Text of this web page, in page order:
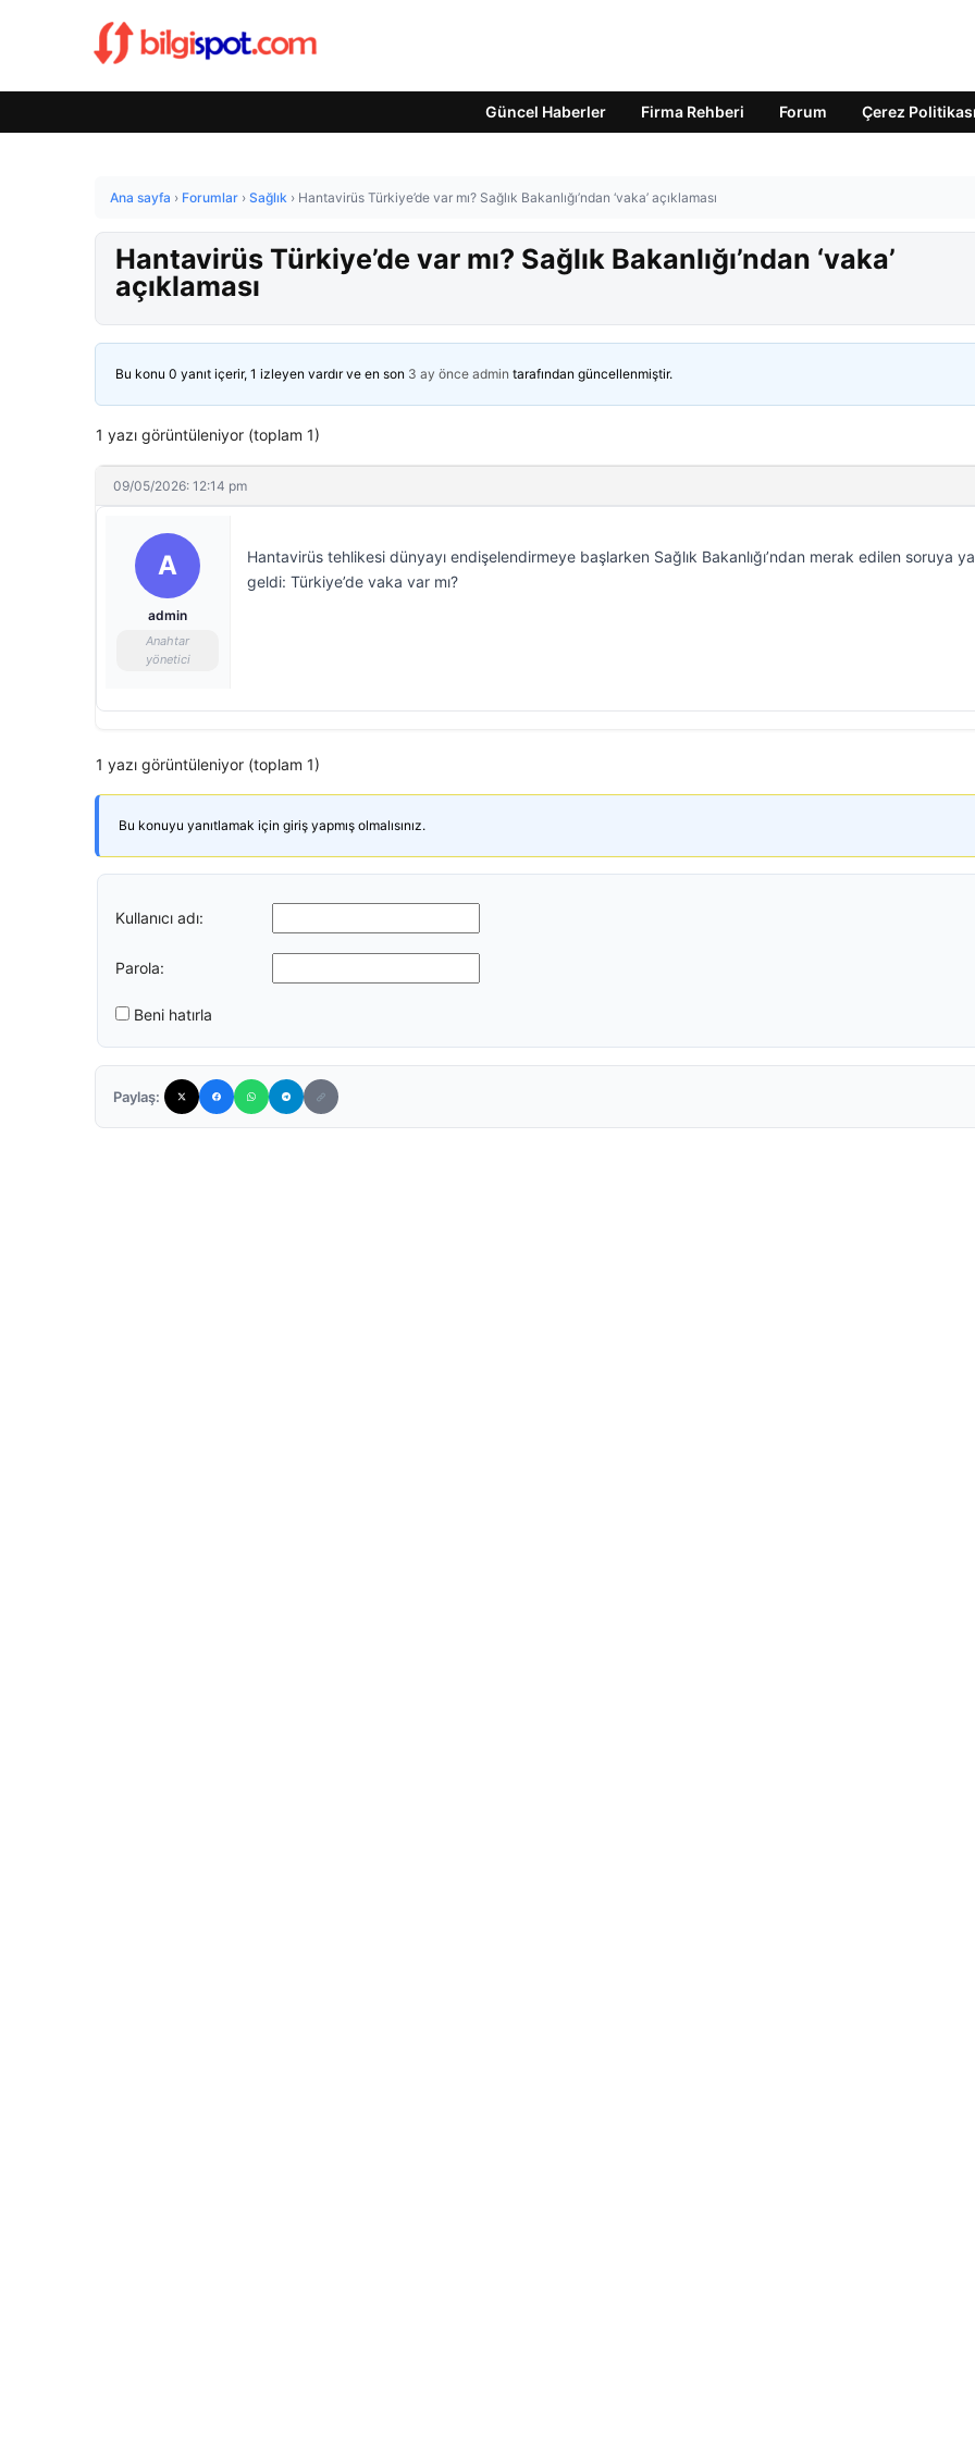
Güncel Haberler Firma Rehberi Forum Çerez Politikası
Ana sayfa › Forumlar › Sağlık › Hantavirüs Türkiye’de var mı? Sağlık Bakanlığı’ndan ‘vaka’ açıklaması
Hantavirüs Türkiye’de var mı? Sağlık Bakanlığı’ndan ‘vaka’
açıklaması
Bu konu 0 yanıt içerir, 1 izleyen vardır ve en son 3 ay önce admin tarafından güncellenmiştir.
1 yazı görüntüleniyor (toplam 1)
09/05/2026: 12:14 pm
A
admin
Anahtar
yönetici
Hantavirüs tehlikesi dünyayı endişelendirmeye başlarken Sağlık Bakanlığı’ndan merak edilen soruya
geldi: Türkiye’de vaka var mı?
1 yazı görüntüleniyor (toplam 1)
Bu konuyu yanıtlamak için giriş yapmış olmalısınız.
Kullanıcı adı:
Parola:
Beni hatırla
Paylaş: